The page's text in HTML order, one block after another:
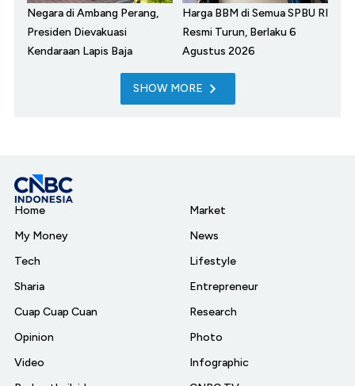
Negara di Ambang Perang,
Presiden Dievakuasi
Kendaraan Lapis Baja
Harga BBM di Semua SPBU RI
Resmi Turun, Berlaku 6
Agustus 2026
SHOW MORE
Home
My Money
Tech
Sharia
Cuap Cuap Cuan
Opinion
Video
Market
News
Lifestyle
Entrepreneur
Research
Photo
Infographic